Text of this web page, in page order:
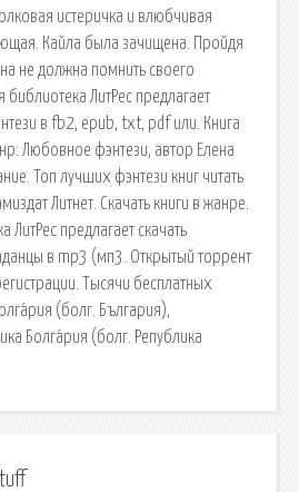
истеричка и влюбчивая
Кайла была зачищена. Пройдя
не должна помнить своего
ЛитРес предлагает
в fb2, epub, txt, pdf или. Книга
Любовное фэнтези, автор Елена
Топ лучших фэнтези книг читать
Литнет. Скачать книги в жанре.
ЛитРес предлагает скачать
в mp3 (мп3. Открытый торрент
Тысячи бесплатных
(болг. България),
Болга́рия (болг. Република